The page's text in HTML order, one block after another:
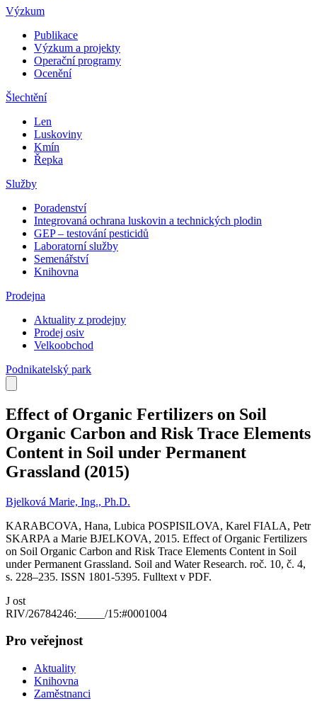
Výzkum
Publikace
Výzkum a projekty
Operační programy
Ocenění
Šlechtění
Len
Luskoviny
Kmín
Řepka
Služby
Poradenství
Integrovaná ochrana luskovin a technických plodin
GEP – testování pesticidů
Laboratorní služby
Semenářství
Knihovna
Prodejna
Aktuality z prodejny
Prodej osiv
Velkoobchod
Podnikatelský park
Effect of Organic Fertilizers on Soil
Organic Carbon and Risk Trace Elements
Content in Soil under Permanent
Grassland (2015)
Bjelková Marie, Ing., Ph.D.
KARABCOVA, Hana, Lubica POSPISILOVA, Karel FIALA, Petr
SKARPA a Marie BJELKOVA, 2015. Effect of Organic Fertilizers
on Soil Organic Carbon and Risk Trace Elements Content in Soil
under Permanent Grassland. Soil and Water Research. roč. 10, č. 4,
s. 228–235. ISSN 1801-5395. Fulltext v PDF.
J ost
RIV/26784246:_____/15:#0001004
Pro veřejnost
Aktuality
Knihovna
Zaměstnanci